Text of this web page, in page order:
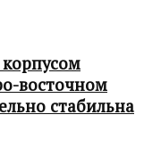
восточном
стабильна